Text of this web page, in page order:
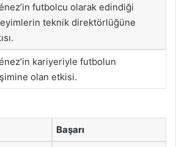
futbolcu olarak edindiği
teknik direktörlüğüne
kariyeriyle futbolun
olan etkisi.
Başarı